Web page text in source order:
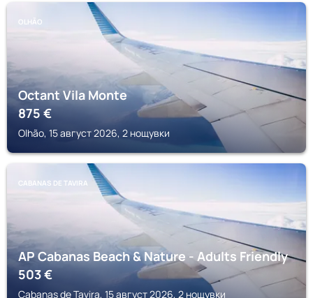
OLHÃO
Octant Vila Monte
875€
Olhão, 15 август 2026, 2 нощувки
CABANAS DE TAVIRA
AP Cabanas Beach & Nature - Adults Friendly
503€
Cabanas de Tavira, 15 август 2026, 2 нощувки